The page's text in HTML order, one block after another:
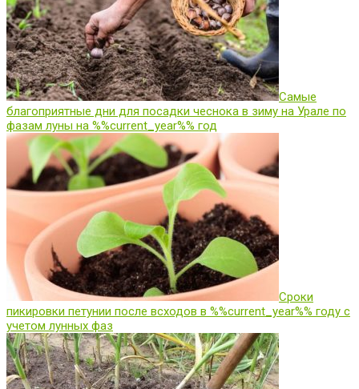
Самые
благоприятные дни для посадки чеснока в зиму на Урале по
фазам луны на %%current_year%% год
Сроки
пикировки петунии после всходов в %%current_year%% году с
учетом лунных фаз